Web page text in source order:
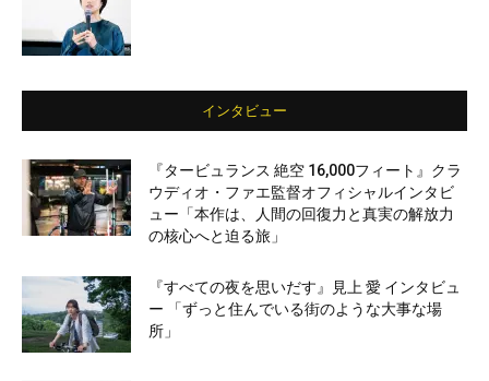
インタビュー
『タービュランス 絶空 16,000フィート』クラ
ウディオ・ファエ監督オフィシャルインタビ
ュー「本作は、人間の回復力と真実の解放力
の核心へと迫る旅」
『すべての夜を思いだす』見上 愛 インタビュ
ー 「ずっと住んでいる街のような大事な場
所」